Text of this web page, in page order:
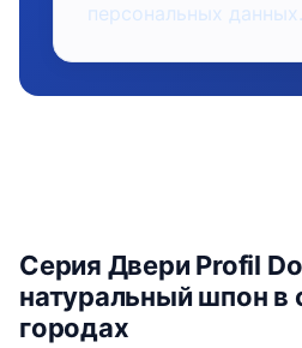
персональных данных.
Серия Двери Profil
натуральный шпон в
городах